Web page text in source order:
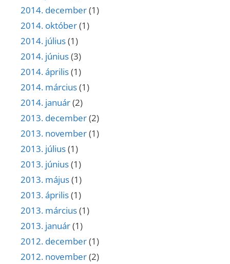
2014. december(1)
2014. október(1)
2014. július(1)
2014. június(3)
2014. április(1)
2014. március(1)
2014. január(2)
2013. december(2)
2013. november(1)
2013. július(1)
2013. június(1)
2013. május(1)
2013. április(1)
2013. március(1)
2013. január(1)
2012. december(1)
2012. november(2)